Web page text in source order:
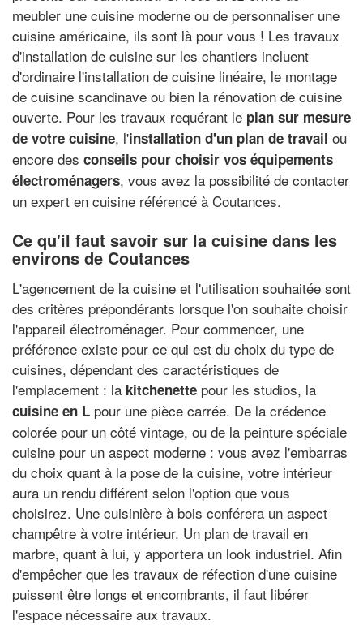
meubler une cuisine moderne ou de personnaliser une
cuisine américaine, ils sont là pour vous ! Les travaux
d'installation de cuisine sur les chantiers incluent
d'ordinaire l'installation de cuisine linéaire, le montage
de cuisine scandinave ou bien la rénovation de cuisine
ouverte. Pour les travaux requérant le plan sur mesure
de votre cuisine, l'installation d'un plan de travail ou
encore des conseils pour choisir vos équipements
électroménagers, vous avez la possibilité de contacter
un expert en cuisine référencé à Coutances.
Ce qu'il faut savoir sur la cuisine dans les
environs de Coutances
L'agencement de la cuisine et l'utilisation souhaitée sont
des critères prépondérants lorsque l'on souhaite choisir
l'appareil électroménager. Pour commencer, une
préférence existe pour ce qui est du choix du type de
cuisines, dépendant des caractéristiques de
l'emplacement : la kitchenette pour les studios, la
cuisine en L pour une pièce carrée. De la crédence
colorée pour un côté vintage, ou de la peinture spéciale
cuisine pour un aspect moderne : vous avez l'embarras
du choix quant à la pose de la cuisine, votre intérieur
aura un rendu différent selon l'option que vous
choisirez. Une cuisinière à bois conférera un aspect
champêtre à votre intérieur. Un plan de travail en
marbre, quant à lui, y apportera un look industriel. Afin
d'empêcher que les travaux de réfection d'une cuisine
puissent être longs et encombrants, il faut libérer
l'espace nécessaire aux travaux.